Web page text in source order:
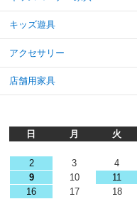
キッズ遊具
アクセサリー
店舗用家具
日
月 火
2
3 4
9
10 11
16
17 18